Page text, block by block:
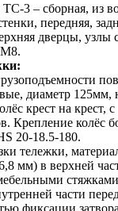
3 – сборная, из
передняя,
дверцы, узлы
М8.
диаметр 125мм,
крест на крест,
Крепление колёс
20-18.5-180.
тележки,
мм) в верхней
части
фиксации